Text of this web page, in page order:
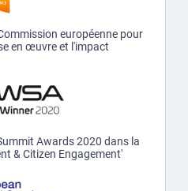
européenne pour
en œuvre et l'impact
Awards 2020 dans la
& Citizen Engagement'